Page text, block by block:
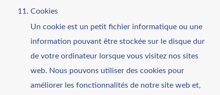
Cookies
Un cookie est un petit fichier informatique ou une
information pouvant être stockée sur le disque dur
de votre ordinateur lorsque vous visitez nos sites
web. Nous pouvons utiliser des cookies pour
améliorer les fonctionnalités de notre site web et,